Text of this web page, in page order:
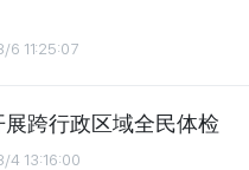
6 11:25:07
跨行政区域全民体检
4 13:16:00